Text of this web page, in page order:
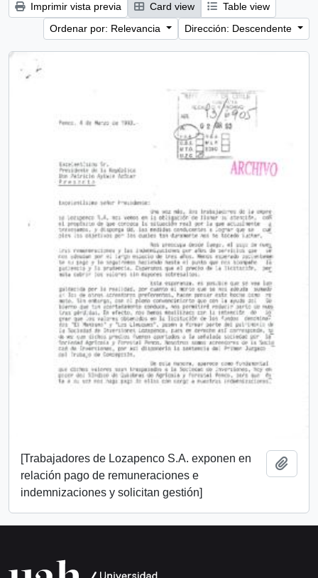
Imprimir vista previa Card view
Table view
Ordenar por: Relevancia
Dirección: Descendente
[Trabajadores de Lozapenco S.A. exponen en
relación pago de remuneraciones e
indemnizaciones y solicitan gestión]